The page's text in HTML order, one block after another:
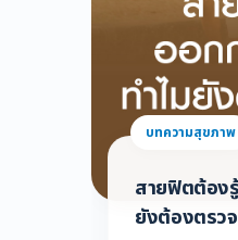
บทความสุขภาพ
สายฟิตต้อง
ยังต้องตรวจ